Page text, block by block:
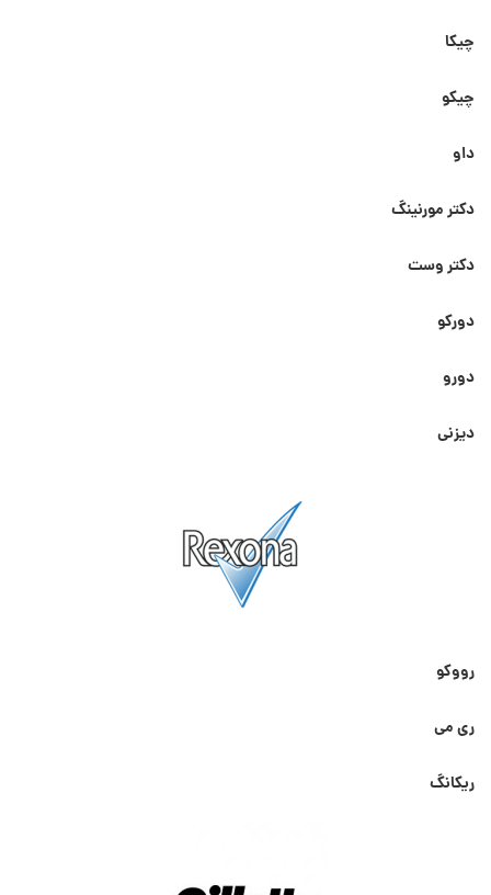
چیکا
چیکو
داو
دکتر مورنینگ
دکتر وست
دورکو
دورو
دیزنی
رووکو
ری می
ریکانگ